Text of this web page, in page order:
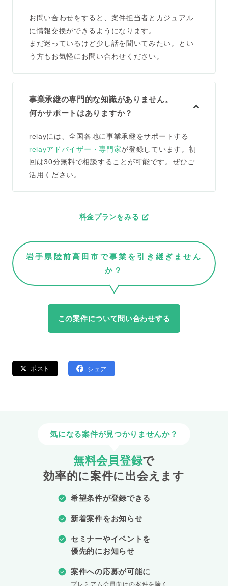
お問い合わせをすると、案件担当者とカジュアル
に情報交換ができるようになります。
まだ迷っているけど少し話を聞いてみたい。とい
う方もお気軽にお問い合わせください。
事業承継の専門的な知識がありません。
何かサポートはありますか？
relayには、全国各地に事業承継をサポートする
relayアドバイザー・専門家が登録しています。初
回は30分無料で相談することが可能です。ぜひご
活用ください。
料金プランをみる
岩手県陸前高田市で事業を引き継ぎません
か？
この案件について問い合わせする
ポスト シェア
気になる案件が見つかりませんか？
無料会員登録で
効率的に案件に出会えます
希望条件が登録できる
新着案件をお知らせ
セミナーやイベントを
優先的にお知らせ
案件への応募が可能に
プレミアム会員向けの案件を除く